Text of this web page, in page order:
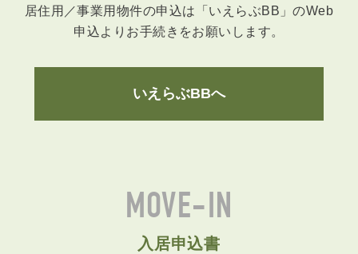
居住用／事業用物件の申込は「いえらぶBB」のWeb
申込よりお手続きをお願いします。
いえらぶBBへ
MOVE-IN
入居申込書